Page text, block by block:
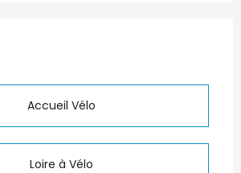
prestations
Accueil Vélo
Loire à Vélo